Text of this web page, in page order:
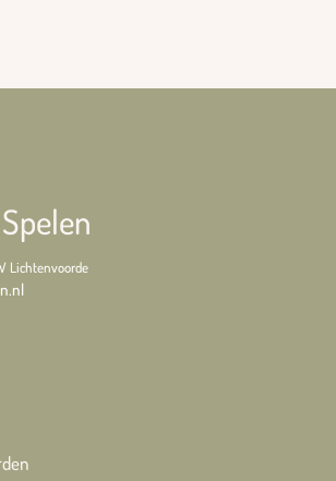
Lichtenvoorde